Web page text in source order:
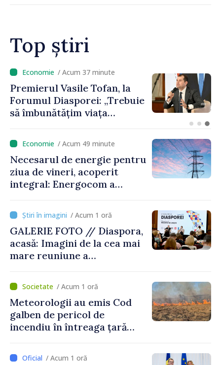
Top știri
/ Acum 20 minute
Un specialist din diaspora își
propune să revină în
Republica Moldova pentru a
registrului naval național
/ Acum 49 minute
Necesarul de energie pentru
ziua de vineri, acoperit
integral: Energocom a
/ Acum 1 oră
GALERIE FOTO // Diaspora,
acasă: Imagini de la cea mai
mare reuniune a
hotare
/ Acum 1 oră
Meteorologii au emis Cod
galben de pericol de
incendiu în întreaga țară
/ Acum 1 oră